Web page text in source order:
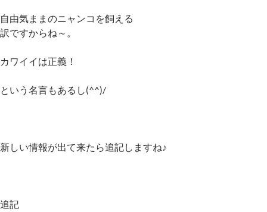
自由気ままのニャンコを飼える
訳ですからね～。
カワイイは正義！
という名言もあるし(^^)/
新しい情報が出て来たら追記しますね♪
追記